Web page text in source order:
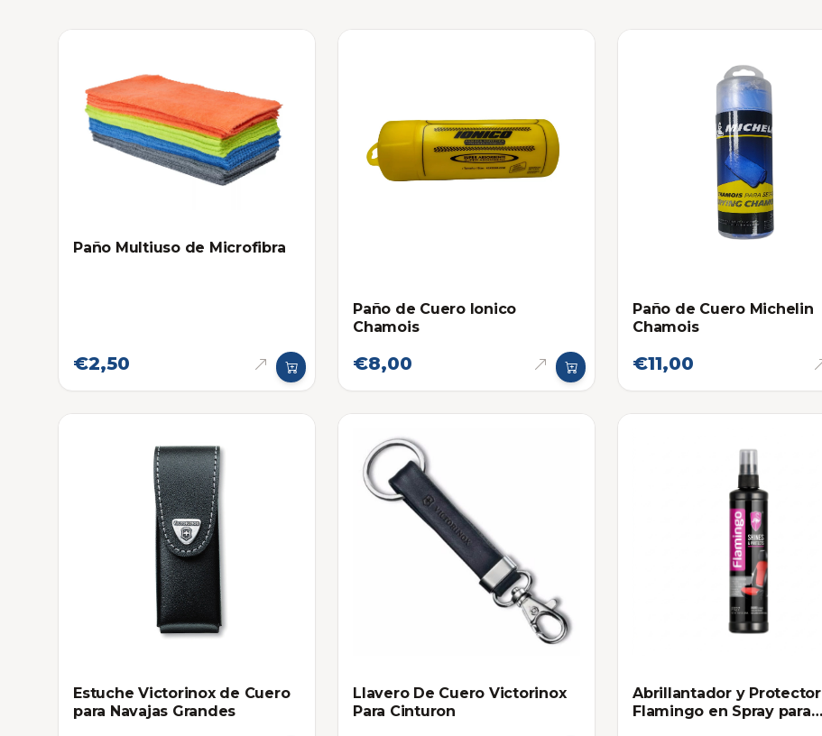
Paño Multiuso de Microfibra
€2,50
Paño de Cuero Ionico
Chamois
€8,00
Paño de Cuero Michelin
Chamois
€11,00
Estuche Victorinox de Cuero
para Navajas Grandes
Llavero De Cuero Victorinox
Para Cinturon
Abrillantador y Protector
Flamingo en Spray para